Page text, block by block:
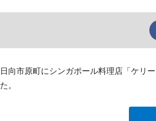
日向市原町にシンガポール料理店「ケリ
た。